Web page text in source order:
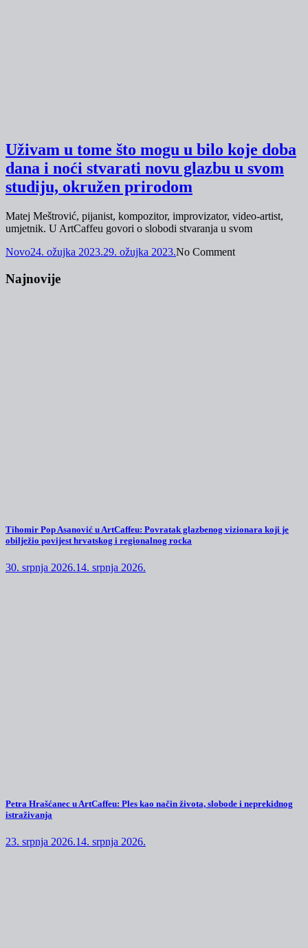
Uživam u tome što mogu u bilo koje doba
dana i noći stvarati novu glazbu u svom
studiju, okružen prirodom
Matej Meštrović, pijanist, kompozitor, improvizator, video-artist,
umjetnik. U ArtCaffeu govori o slobodi stvaranja u svom
Novo24. ožujka 2023.29. ožujka 2023.No Comment
Najnovije
Tihomir Pop Asanović u ArtCaffeu: Povratak glazbenog vizionara koji je
obilježio povijest hrvatskog i regionalnog rocka
30. srpnja 2026.14. srpnja 2026.
Petra Hrašćanec u ArtCaffeu: Ples kao način života, slobode i neprekidnog
istraživanja
23. srpnja 2026.14. srpnja 2026.